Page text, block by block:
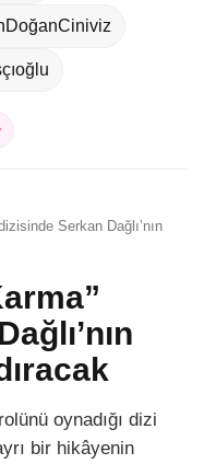
Serkan Dağlı’nın
oynadığı dizi
bir hikâyenin